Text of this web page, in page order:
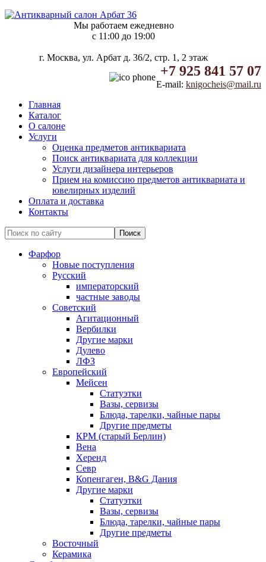
Мы работаем ежедневно
c 11:00 до 19:00
г. Москва, ул. Арбат д. 36/2, стр. 1, 2 этаж
+7 925 841 57 07
E-mail: knigocheis@mail.ru
Главная
Каталог
О салоне
Услуги
Оценка предметов антиквариата
Поиск антиквариата для коллекции
Услуги дизайнера интерьеров
Прием на комиссию предметов антиквариата и
ювелирных изделий
Оплата и доставка
Контакты
Фарфор
Новые поступления
Русский
императорский
частные заводы
Советский
Агитационный
Вербилки
Другие марки
Дулево
ЛФЗ
Европейский
Мейсен
Статуэтки
Вазы, сервизы
Блюда, тарелки, чайные пары
Другие предметы
КРМ (старый Берлин)
Вена
Херенд
Севр
Копенгаген, B&G Дания
Другие марки
Статуэтки
Вазы, сервизы
Блюда, тарелки, чайные пары
Другие предметы
Восточный
Керамика